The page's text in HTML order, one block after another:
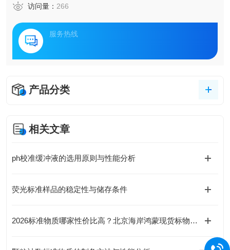
访问量： 266
服务热线
产品分类
相关文章
ph校准缓冲液的选用原则与性能分析
荧光标准样品的稳定性与储存条件
2026标准物质哪家性价比高？北京海岸鸿蒙现货标物价格合理有优惠